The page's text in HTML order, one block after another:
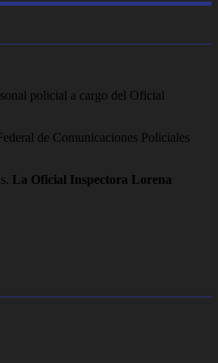
policial a cargo del Oficial
de Comunicaciones Policiales
La Oficial Inspectora Lorena